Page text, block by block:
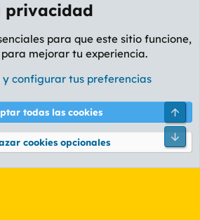
AMARILLO
y reglas Política de privacidad Ayuda
® © 2010-2026 XenForo Ltd.
privacidad
para que este sitio funcione,
mejorar tu experiencia.
configurar tus preferencias
todas las cookies
cookies opcionales
Pie